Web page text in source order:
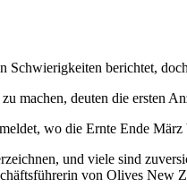
berichtet,
deuten die ersten
wo die Ernte Ende März
und viele sind
von Olives New